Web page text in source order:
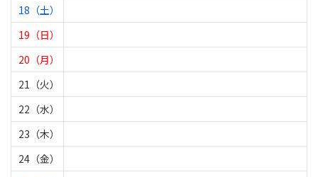
18（土）
19（日）
20（月）
21（火）
22（水）
23（木）
24（金）